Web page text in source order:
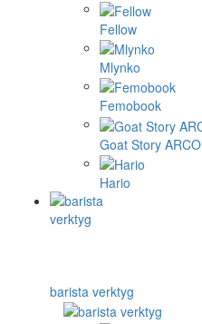
Fellow
Mlynko
Femobook
Goat Story ARCO
Hario
barista verktyg